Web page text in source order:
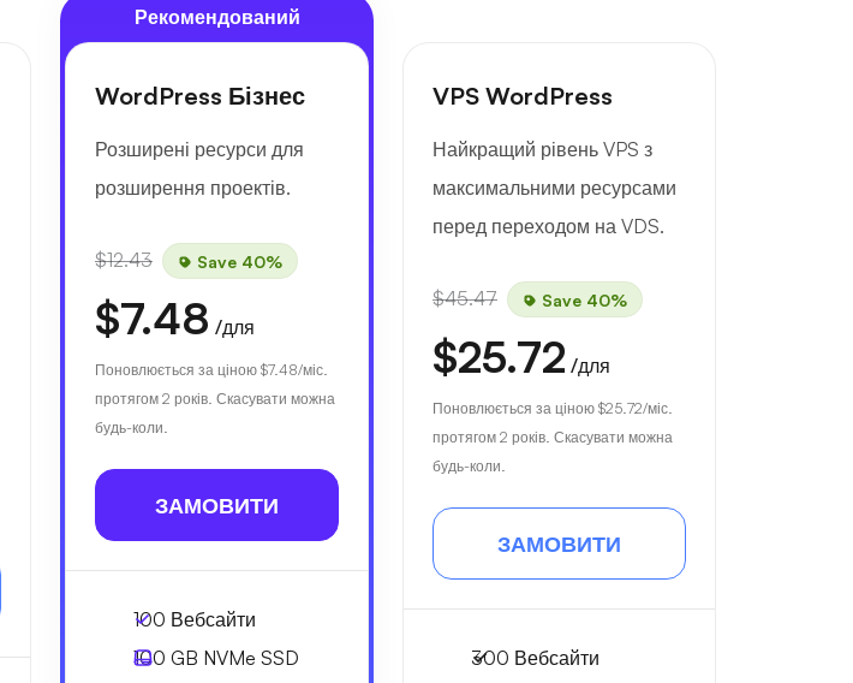
Рекомендований
WordPress Бізнес
Розширені ресурси для
розширення проектів.
$12.43 Save 40%
$7.48 /для
Поновлюється за ціною $7.48/міс.
протягом 2 років. Скасувати можна
будь-коли.
ЗАМОВИТИ
100 Вебсайти
100 GB NVMe SSD
VPS WordPress
Найкращий рівень VPS з
максимальними ресурсами
перед переходом на VDS.
$45.47 Save 40%
$25.72 /для
Поновлюється за ціною $25.72/міс.
протягом 2 років. Скасувати можна
будь-коли.
ЗАМОВИТИ
300 Вебсайти